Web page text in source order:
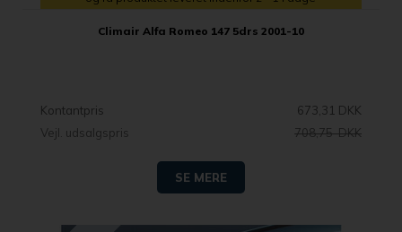
Climair Alfa Romeo 147 5drs 2001-10
Kontantpris
673,31 DKK
Vejl. udsalgspris
708,75 DKK
SE MERE